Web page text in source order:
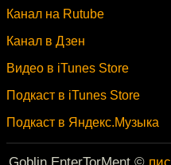
Канал на Rutube
Канал в Дзен
Видео в iTunes Store
Подкаст в iTunes Store
Подкаст в Яндекс.Музыка